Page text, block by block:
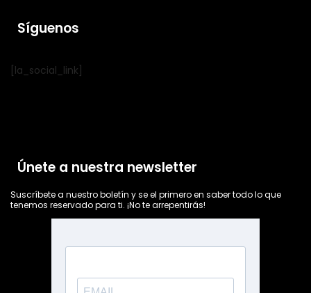
Síguenos
[la_social_link]
Únete a nuestra newsletter
Suscríbete a nuestro boletín y se el primero en saber todo lo que
tenemos reservado para ti. ¡No te arrepentirás!